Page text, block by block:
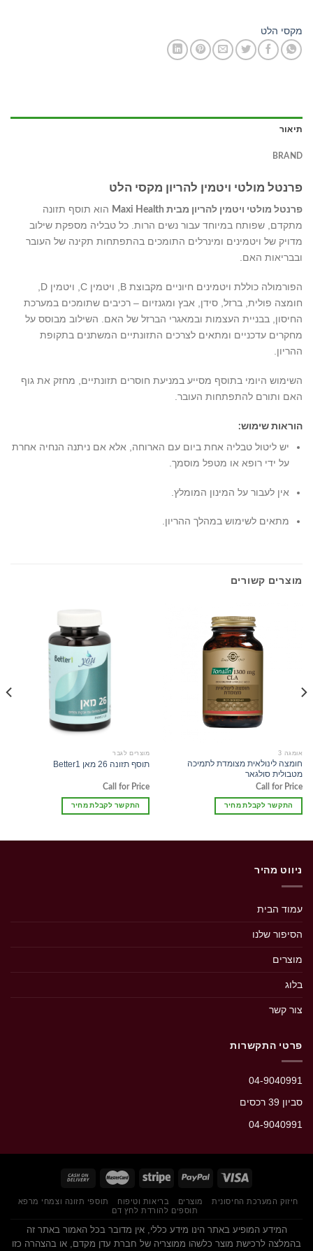
מקסי הלט
תיאור
BRAND
פרנטל מולטי ויטמין להריון מקסי הלט
פרנטל מולטי ויטמין להריון מבית Maxi Health
הוא תוסף תזונה
מתקדם, שפותח במיוחד עבור נשים הרות. כל טבליה מספקת שילוב
מדויק של ויטמינים ומינרלים התומכים בהתפתחות תקינה של העובר
ובבריאות האם.
חומצה פולית, ברזל, סידן, אבץ ומגנזיום – רכיבים שתומכים במערכת
החיסון, בבניית העצמות ובמאגרי הברזל של האם. השילוב מבוסס על
מחקרים עדכניים ומתאים לצרכים התזונתיים המשתנים בתקופת
ההריון.
השימוש היומי בתוסף מסייע במניעת חוסרים תזונתיים, מחזק את גוף
האם ותורם להתפתחות העובר.
הוראות שימוש:
יש ליטול טבליה אחת ביום עם הארוחה, אלא אם ניתנה הנחיה אחרת
על ידי רופא או מטפל מוסמך.
אין לעבור על המינון המומלץ.
מתאים לשימוש במהלך ההריון.
מוצרים קשורים
אומגה 3
חומצה לינולאית מצומדת לתמיכה
מטבולית סולגאר
Call for Price
התקשר לקבלת מחיר
מוצרים לגבר
תוסף תזונה 26 מאן Better1
Call for Price
התקשר לקבלת מחיר
ניווט מהיר
עמוד הבית
הסיפור שלנו
מוצרים
בלוג
צור קשר
פרטי התקשרות
04-9040991
סביון 39 רכסים‭
04-9040991
חיזוק המערכת החיסונית מוצרים בריאות וטיפוח
תוספי תזונה וצמחי מרפא
תוספים להורדת לחץ דם
המידע המופיע באתר הינו מידע כללי, אין מדובר בכל האמור באתר זה
בהמלצה לרכישת מוצר כלשהו ממוצריה של חברת עדן מקדם, או בהצהרה כזו